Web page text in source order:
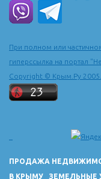
При полном или
гиперссылка на портал
Copyright © Крым.Ру
ПРОДАЖА
В КРЫМУ
ЗЕМЕЛЬНЫЕ